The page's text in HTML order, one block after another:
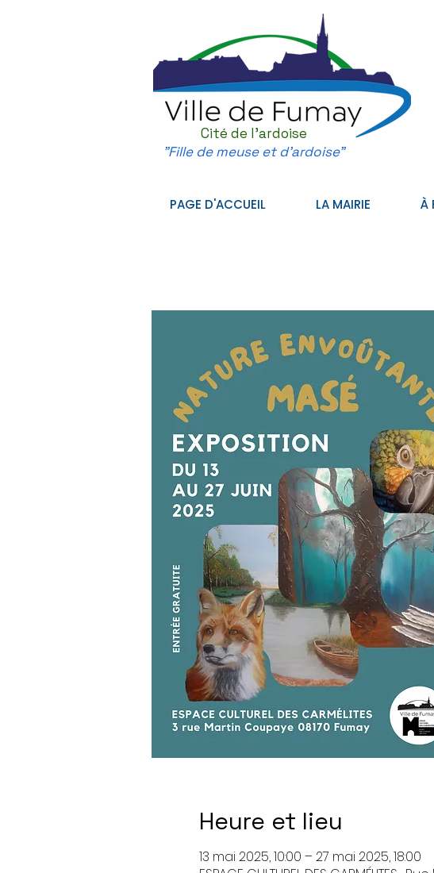
Cité de l'ardoise
"Fille de meuse et d'ardoise"
PAGE D'ACCUEIL LA MAIRIE À
Heure et lieu
13 mai 2025, 10:00 – 27 mai 2025, 18:00